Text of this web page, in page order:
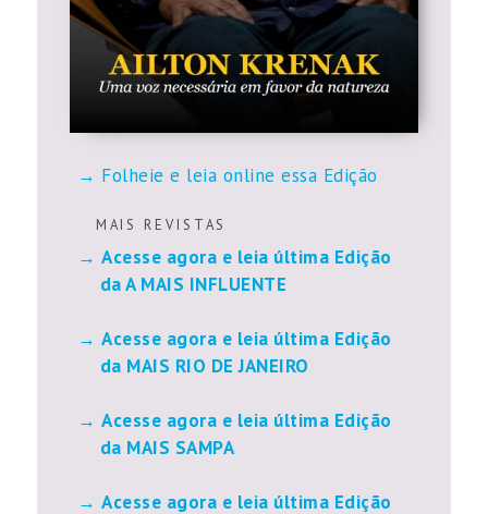
Folheie e leia online essa Edição
M A I S R E V I S T A S
Acesse agora e leia última Edição
da A MAIS INFLUENTE
Acesse agora e leia última Edição
da MAIS RIO DE JANEIRO
Acesse agora e leia última Edição
da MAIS SAMPA
Acesse agora e leia última Edição